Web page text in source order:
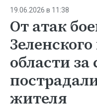
19.06.2026 в 11:38
От атак
области за
жителя